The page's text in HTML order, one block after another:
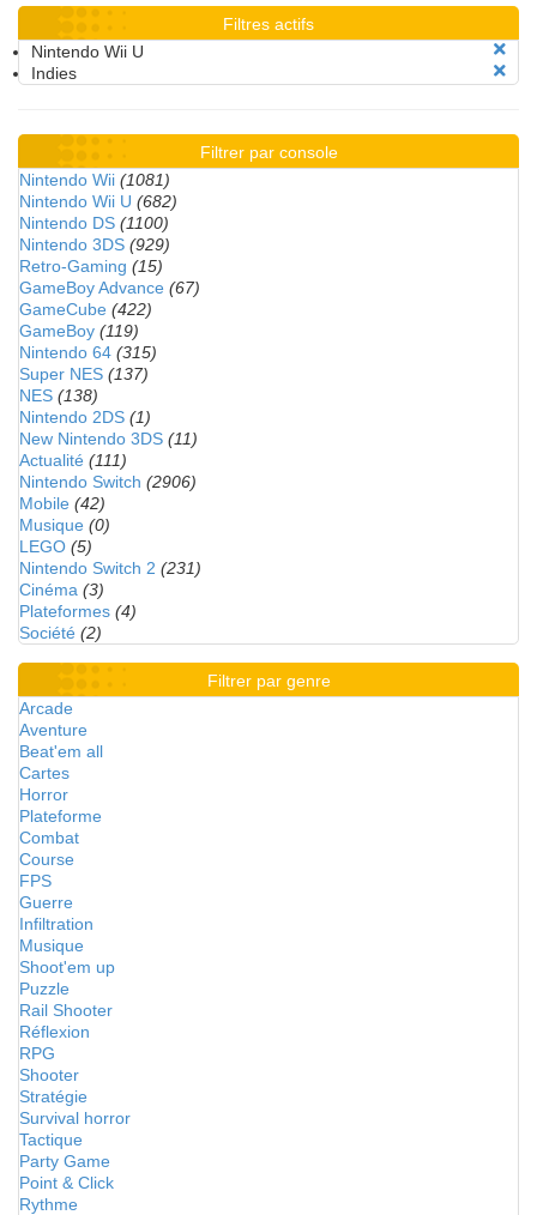
Filtres actifs
Nintendo Wii U
Indies
Filtrer par console
Nintendo Wii (1081)
Nintendo Wii U (682)
Nintendo DS (1100)
Nintendo 3DS (929)
Retro-Gaming (15)
GameBoy Advance (67)
GameCube (422)
GameBoy (119)
Nintendo 64 (315)
Super NES (137)
NES (138)
Nintendo 2DS (1)
New Nintendo 3DS (11)
Actualité (111)
Nintendo Switch (2906)
Mobile (42)
Musique (0)
LEGO (5)
Nintendo Switch 2 (231)
Cinéma (3)
Plateformes (4)
Société (2)
Filtrer par genre
Arcade
Aventure
Beat'em all
Cartes
Horror
Plateforme
Combat
Course
FPS
Guerre
Infiltration
Musique
Shoot'em up
Puzzle
Rail Shooter
Réflexion
RPG
Shooter
Stratégie
Survival horror
Tactique
Party Game
Point & Click
Rythme